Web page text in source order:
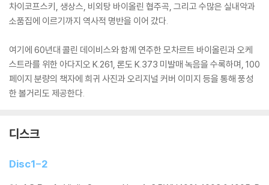
차이코프스키, 생상스, 비외탕 바이올린 협주곡, 그리고 수많은 실내악과
소품집에 이르기까지 역사적 명반을 이어 갔다.
여기에 60년대 콜린 데이비스와 함께 연주한 모차르트 바이올린과 오케
스트라를 위한 아다지오 K.261, 론도 K.373 미발매 녹음을 수록하며, 100
페이지 분량의 책자에 희귀 사진과 오리지널 커버 이미지 등을 통해 풍성
한 볼거리도 제공한다.
디스크
Disc1-2